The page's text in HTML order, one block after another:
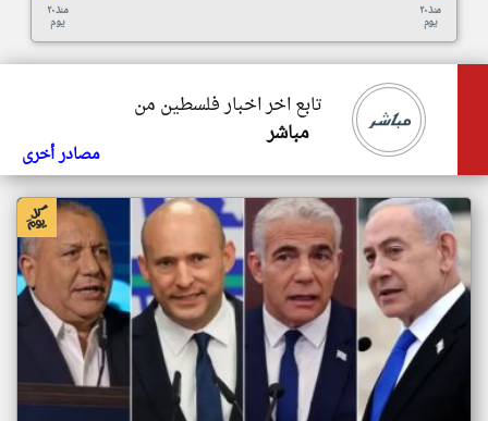
منذ ٢٠
يوم
منذ ٢٠
يوم
تابع اخر اخبار فلسطين من
مباشر
مصادر أخرى